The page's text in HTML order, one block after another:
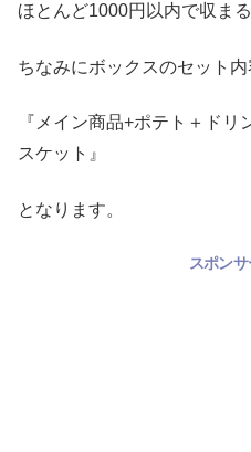
ほとんど1000円以内で収ま
ちなみにボックスのセット内
『メイン商品+ポテト＋ド
スケット』
となります。
スポン